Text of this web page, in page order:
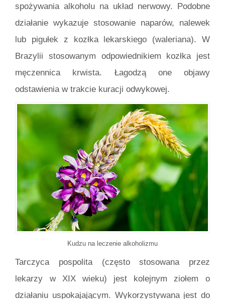
spożywania alkoholu na układ nerwowy. Podobne
działanie wykazuje stosowanie naparów, nalewek
lub pigułek z kozłka lekarskiego (waleriana). W
Brazylii stosowanym odpowiednikiem kozłka jest
męczennica krwista. Łagodzą one objawy
odstawienia w trakcie kuracji odwykowej.
Kudzu na leczenie alkoholizmu
Tarczyca pospolita (często stosowana przez
lekarzy w XIX wieku) jest kolejnym ziołem o
działaniu uspokajającym. Wykorzystywana jest do